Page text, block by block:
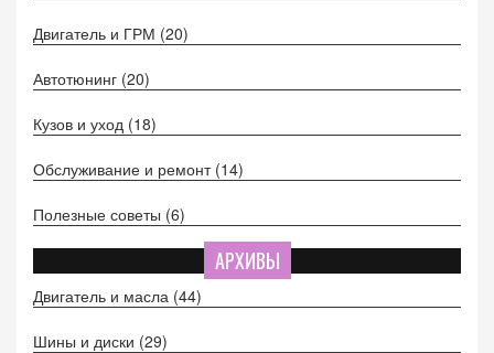
Двигатель и ГРМ (20)
Автотюнинг (20)
Кузов и уход (18)
Обслуживание и ремонт (14)
Полезные советы (6)
АРХИВЫ
Двигатель и масла (44)
Шины и диски (29)